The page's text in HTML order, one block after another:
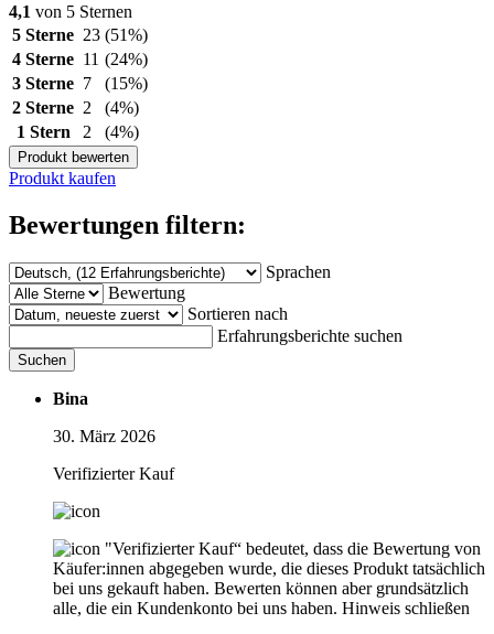
4,1 von 5 Sternen
5 Sterne 23 (51%)
4 Sterne 11 (24%)
3 Sterne 7
(15%)
2 Sterne 2
(4%)
1 Stern
2 (4%)
Produkt bewerten
Produkt kaufen
Bewertungen filtern:
Sprachen
Bewertung
Sortieren nach
Erfahrungsberichte suchen
Suchen
Bina
30. März 2026
Verifizierter Kauf
"Verifizierter Kauf“ bedeutet, dass die Bewertung von
Käufer:innen abgegeben wurde, die dieses Produkt tatsächlich
bei uns gekauft haben. Bewerten können aber grundsätzlich
alle, die ein Kundenkonto bei uns haben. Hinweis schließen